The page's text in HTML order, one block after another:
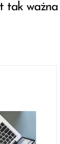
tak ważna